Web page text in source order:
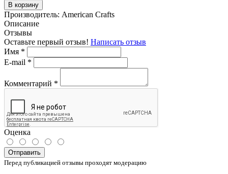
В корзину
Производитель: American Crafts
Описание
Отзывы
Оставьте первый отзыв! Написать отзыв
Имя *
E-mail *
Комментарий *
Оценка
Отправить
Перед публикацией отзывы проходят модерацию